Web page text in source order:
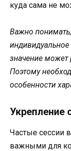
куда сама не
Важно
значение может
Поэтому
особенности
Укрепление
Частые сессии
важными для